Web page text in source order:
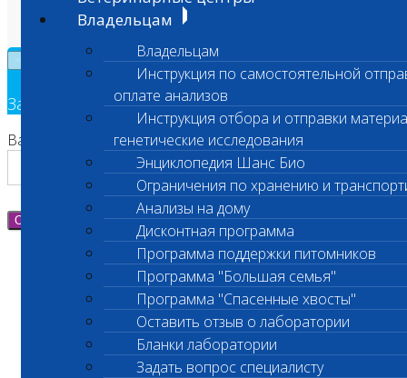
Владельцам
Владельцам
Инструкция по самостоятельной
оплате анализов
Инструкция отбора и отправки
генетические исследования
Энциклопедия Шанс Био
Ограничения по хранению и
Анализы на дому
Дисконтная программа
Программа поддержки питомников
Программа "Большая семья"
Программа "Спасенные хвосты"
Оставить отзыв о лаборатории
Бланки лаборатории
Задать вопрос специалисту
Техническая поддержка
Заявка на обратный звонок
Ваш номер телефона
Отправить